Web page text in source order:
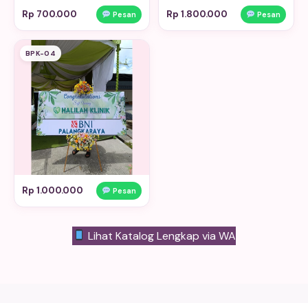
Rp 700.000 Pesan Rp 1.800.000 Pesan
BPK-04
Rp 1.000.000 Pesan
Lihat Katalog Lengkap via WA